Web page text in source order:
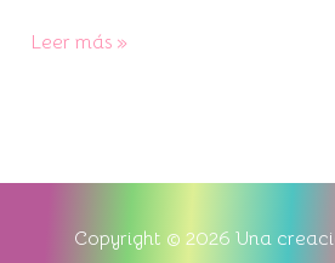
Leer más »
Copyright © 2026 Una